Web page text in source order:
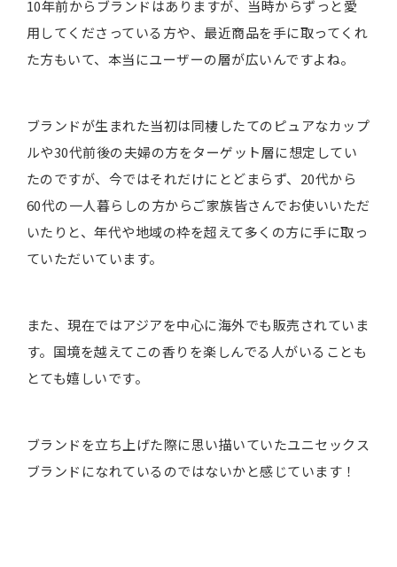
10年前からブランドはありますが、当時からずっと愛
用してくださっている方や、最近商品を手に取ってくれ
た方もいて、本当にユーザーの層が広いんですよね。
ブランドが生まれた当初は同棲したてのピュアなカップ
ルや30代前後の夫婦の方をターゲット層に想定してい
たのですが、今ではそれだけにとどまらず、20代から
60代の一人暮らしの方からご家族皆さんでお使いいただ
いたりと、年代や地域の枠を超えて多くの方に手に取っ
ていただいています。
また、現在ではアジアを中心に海外でも販売されていま
す。国境を越えてこの香りを楽しんでる人がいることも
とても嬉しいです。
ブランドを立ち上げた際に思い描いていたユニセックス
ブランドになれているのではないかと感じています！